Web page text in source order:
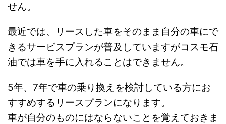
せん。
最近では、リースした車をそのまま自分の車にで
きるサービスプランが普及していますがコスモ石
油では車を手に入れることはできません。
5年、7年で車の乗り換えを検討している方にお
すすめするリースプランになります。
車が自分のものにはならないことを覚えておきま